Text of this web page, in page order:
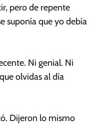
pero de repente
suponía que yo debía
Ni genial. Ni
olvidas al día
Dijeron lo mismo